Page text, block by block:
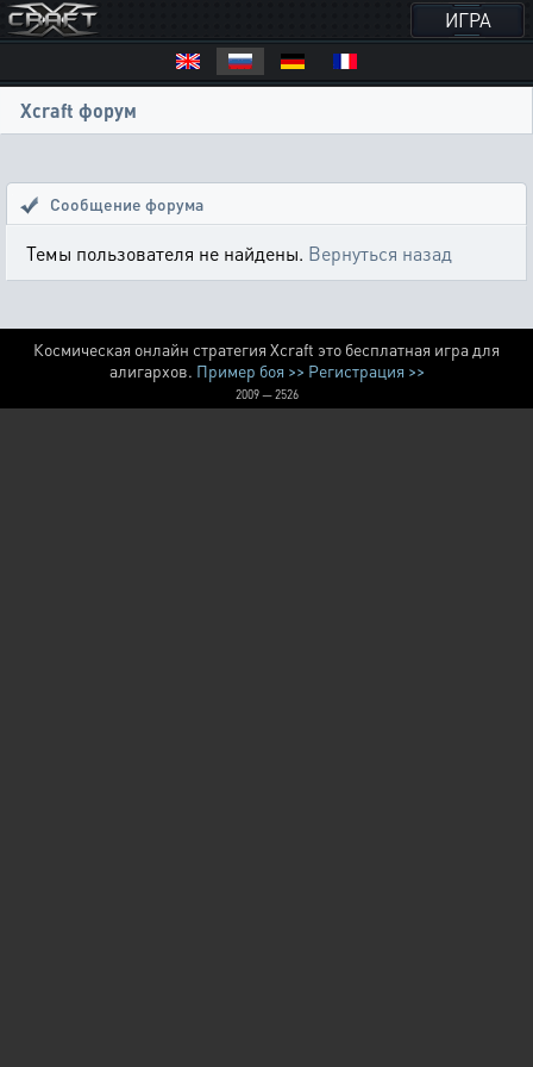
ИГРА
Xcraft форум
Сообщение форума
Темы пользователя не найдены. Вернуться назад
Космическая онлайн стратегия Xcraft это бесплатная игра для
алигархов. Пример боя >> Регистрация >>
2009 — 2526